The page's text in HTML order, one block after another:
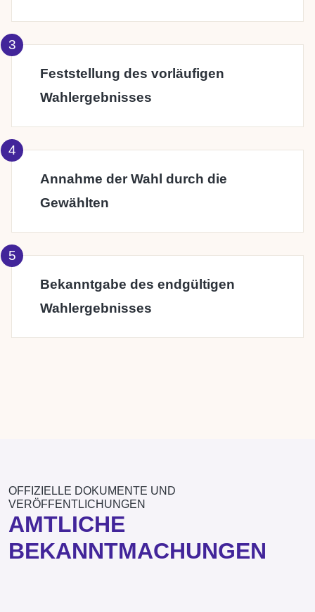
Feststellung des vorläufigen
Wahlergebnisses
Annahme der Wahl durch die
Gewählten
Bekanntgabe des endgültigen
Wahlergebnisses
OFFIZIELLE DOKUMENTE UND
VERÖFFENTLICHUNGEN
AMTLICHE
BEKANNTMACHUNGEN